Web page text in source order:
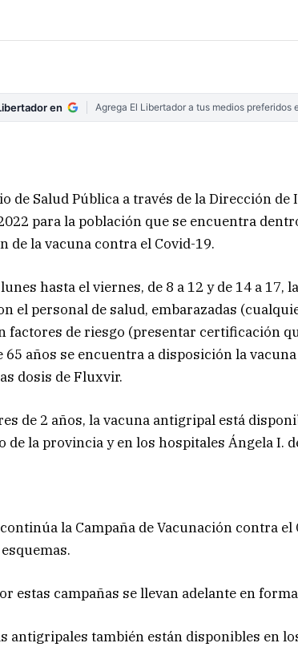
en Agrega El Libertador a tus medios preferidos
de Salud Pública a través de la Dirección
para la población que se encuentra
de la vacuna contra el Covid-19.
hasta el viernes, de 8 a 12 y de 14 a
el personal de salud, embarazadas
factores de riesgo (presentar certificación
65 años se encuentra a disposición la
dosis de Fluxvir.
de 2 años, la vacuna antigripal está
de la provincia y en los hospitales Ángela I.
la Campaña de Vacunación contra
estas campañas se llevan adelante en
antigripales también están disponibles en los